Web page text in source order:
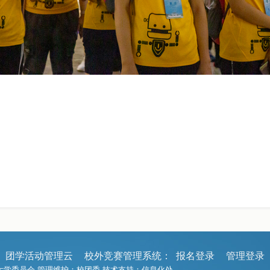
团学活动管理云 校外竞赛管理系统： 报名登录 管理登录